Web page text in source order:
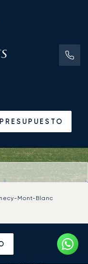
Mont-Blanc
al
Annecy-